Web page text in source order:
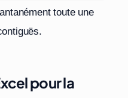
toute une
pour la